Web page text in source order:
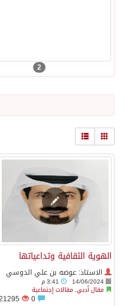
2
الهوية الثقافية وتداعياتها
الاستاذ: عوضه بن علي الدوسي
14/06/2024
مقال أدبي, مقالات إجتماعية
0
21295